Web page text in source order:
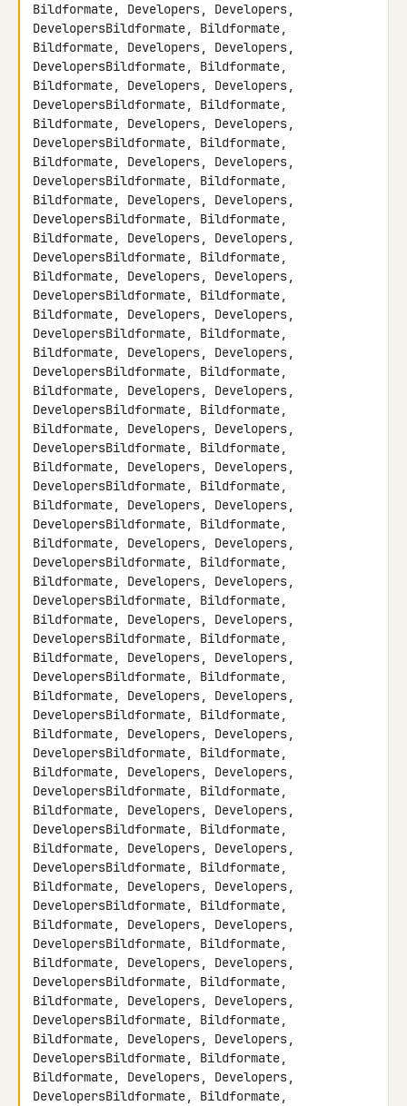
Bildformate, Developers, Developers,
DevelopersBildformate, Bildformate,
Bildformate, Developers, Developers,
DevelopersBildformate, Bildformate,
Bildformate, Developers, Developers,
DevelopersBildformate, Bildformate,
Bildformate, Developers, Developers,
DevelopersBildformate, Bildformate,
Bildformate, Developers, Developers,
DevelopersBildformate, Bildformate,
Bildformate, Developers, Developers,
DevelopersBildformate, Bildformate,
Bildformate, Developers, Developers,
DevelopersBildformate, Bildformate,
Bildformate, Developers, Developers,
DevelopersBildformate, Bildformate,
Bildformate, Developers, Developers,
DevelopersBildformate, Bildformate,
Bildformate, Developers, Developers,
DevelopersBildformate, Bildformate,
Bildformate, Developers, Developers,
DevelopersBildformate, Bildformate,
Bildformate, Developers, Developers,
DevelopersBildformate, Bildformate,
Bildformate, Developers, Developers,
DevelopersBildformate, Bildformate,
Bildformate, Developers, Developers,
DevelopersBildformate, Bildformate,
Bildformate, Developers, Developers,
DevelopersBildformate, Bildformate,
Bildformate, Developers, Developers,
DevelopersBildformate, Bildformate,
Bildformate, Developers, Developers,
DevelopersBildformate, Bildformate,
Bildformate, Developers, Developers,
DevelopersBildformate, Bildformate,
Bildformate, Developers, Developers,
DevelopersBildformate, Bildformate,
Bildformate, Developers, Developers,
DevelopersBildformate, Bildformate,
Bildformate, Developers, Developers,
DevelopersBildformate, Bildformate,
Bildformate, Developers, Developers,
DevelopersBildformate, Bildformate,
Bildformate, Developers, Developers,
DevelopersBildformate, Bildformate,
Bildformate, Developers, Developers,
DevelopersBildformate, Bildformate,
Bildformate, Developers, Developers,
DevelopersBildformate, Bildformate,
Bildformate, Developers, Developers,
DevelopersBildformate, Bildformate,
Bildformate, Developers, Developers,
DevelopersBildformate, Bildformate,
Bildformate, Developers, Developers,
DevelopersBildformate, Bildformate,
Bildformate, Developers, Developers,
DevelopersBildformate, Bildformate,